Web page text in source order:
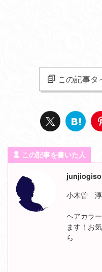
この記事タ
この記事を書いた人
junjiogiso
小木曽
ヘアカラ
ます！お
ら